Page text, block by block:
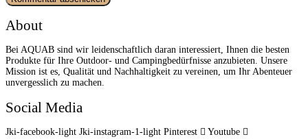
About
Bei AQUAB sind wir leidenschaftlich daran interessiert, Ihnen die besten
Produkte für Ihre Outdoor- und Campingbedürfnisse anzubieten. Unsere
Mission ist es, Qualität und Nachhaltigkeit zu vereinen, um Ihr Abenteuer
unvergesslich zu machen.
Social Media
Jki-facebook-light Jki-instagram-1-light Pinterest Youtube